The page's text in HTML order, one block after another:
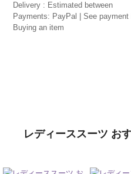
Delivery : Estimated between
Payments: PayPal | See payment
Buying an item
レディーススーツ お